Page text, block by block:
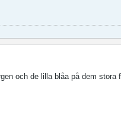
och de lilla blåa på dem